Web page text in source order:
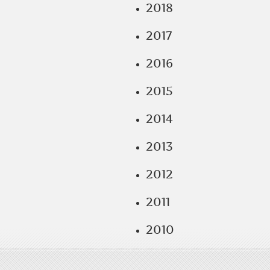
2018
2017
2016
2015
2014
2013
2012
2011
2010